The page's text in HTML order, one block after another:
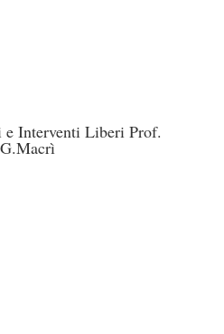
e Interventi Liberi Prof.